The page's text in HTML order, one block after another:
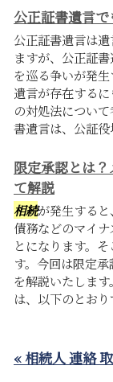
公正証書遺言
公正証書遺言は
ますが、公正証
を巡る争いが発
遺言が存在する
の対処法につい
書遺言は、公証
限定承認とは
て解説
相続が発生する
債務などのマイ
とになります。
す。今回は限定
を解説いたしま
は、以下のとお
« 相続人 連絡